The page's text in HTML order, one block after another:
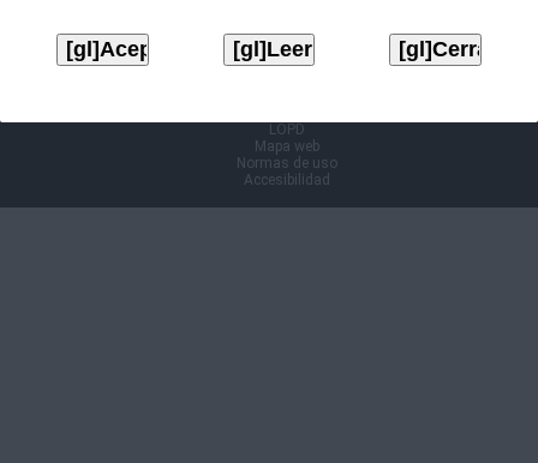
LOPD
Mapa web
Normas de uso
Accesibilidad